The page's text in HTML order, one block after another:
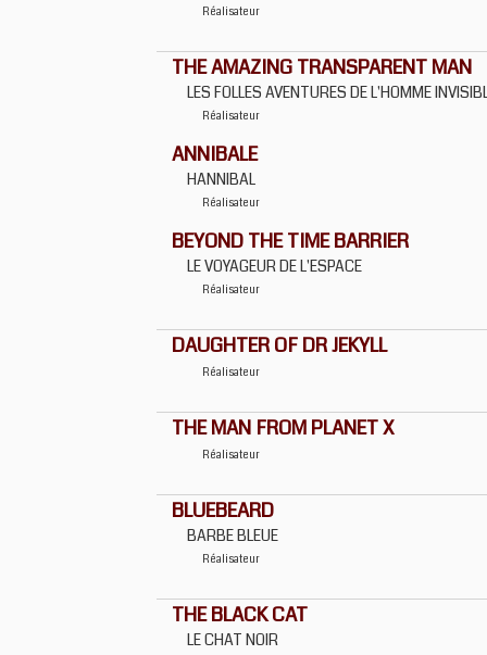
Réalisateur
THE AMAZING TRANSPARENT MAN
LES FOLLES AVENTURES DE L'HOMME
Réalisateur
ANNIBALE
HANNIBAL
Réalisateur
BEYOND THE TIME BARRIER
LE VOYAGEUR DE L'ESPACE
Réalisateur
DAUGHTER OF DR JEKYLL
Réalisateur
THE MAN FROM PLANET X
Réalisateur
BLUEBEARD
BARBE BLEUE
Réalisateur
THE BLACK CAT
LE CHAT NOIR